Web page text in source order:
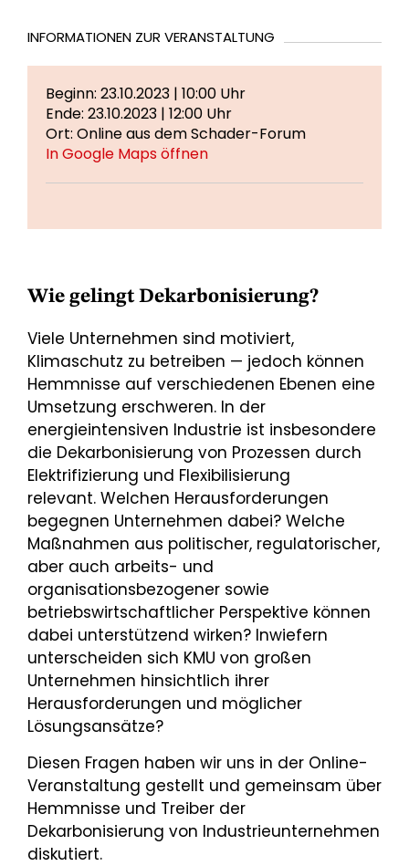
INFORMATIONEN ZUR VERANSTALTUNG
Beginn: 23.10.2023 | 10:00 Uhr
Ende: 23.10.2023 | 12:00 Uhr
Ort: Online aus dem Schader-Forum
In Google Maps öffnen
Wie gelingt Dekarbonisierung?
Viele Unternehmen sind motiviert,
Klimaschutz zu betreiben — jedoch können
Hemmnisse auf verschiedenen Ebenen eine
Umsetzung erschweren. In der
energieintensiven Industrie ist insbesondere
die Dekarbonisierung von Prozessen durch
Elektrifizierung und Flexibilisierung
relevant. Welchen Herausforderungen
begegnen Unternehmen dabei? Welche
Maßnahmen aus politischer, regulatorischer,
aber auch arbeits- und
organisationsbezogener sowie
betriebswirtschaftlicher Perspektive können
dabei unterstützend wirken? Inwiefern
unterscheiden sich KMU von großen
Unternehmen hinsichtlich ihrer
Herausforderungen und möglicher
Lösungsansätze?
Diesen Fragen haben wir uns in der Online-
Veranstaltung gestellt und gemeinsam über
Hemmnisse und Treiber der
Dekarbonisierung von Industrieunternehmen
diskutiert.